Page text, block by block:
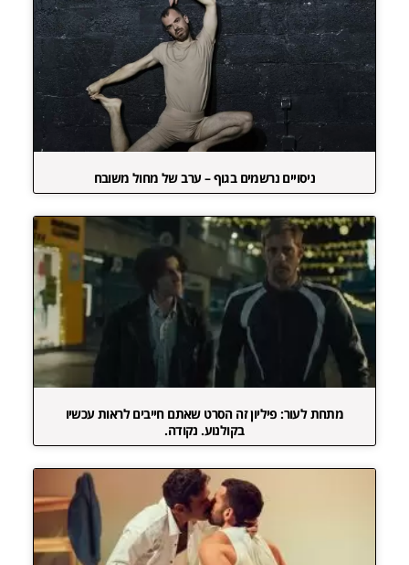
ניסויים נרשמים בגוף – ערב של מחול משובח
מתחת לעור: פיליון זה הסרט שאתם חייבים לראות עכשיו
בקולנוע. נקודה.